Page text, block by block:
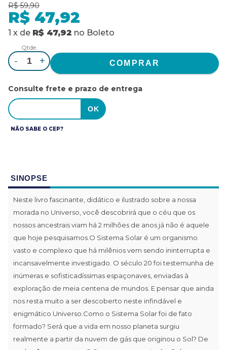
R$ 59,90
R$ 47,92
1 x de R$ 47,92 no Boleto
Qtde.
- +
Consulte frete e prazo de entrega
NÃO SABE O CEP?
SINOPSE
Neste livro fascinante, didático e ilustrado sobre a nossa
morada no Universo, você descobrirá que o céu que os
nossos ancestrais viam há 2 milhões de anos já não é aquele
que hoje pesquisamos.O Sistema Solar é um organismo
vasto e complexo que há milênios vem sendo ininterrupta e
incansavelmente investigado. O século 20 foi testemunha de
inúmeras e sofisticadíssimas espaçonaves, enviadas à
exploração de meia centena de mundos. E pensar que ainda
nos resta muito a ser descoberto neste infindável e
enigmático Universo.Como o Sistema Solar foi de fato
formado? Será que a vida em nosso planeta surgiu
realmente a partir da nuvem de gás que originou o Sol? De